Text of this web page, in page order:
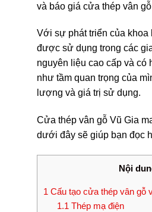
và báo giá cửa thép vân
Với sự phát triển của khoa
được sử dụng trong các
nguyên liệu cao cấp và
như tầm quan trọng của
lượng và giá trị sử dụng.
Cửa thép vân gỗ Vũ Gia
dưới đây sẽ giúp bạn đọc
Nội
1 Cấu tạo cửa thép vân gỗ
1.1 Thép mạ điện